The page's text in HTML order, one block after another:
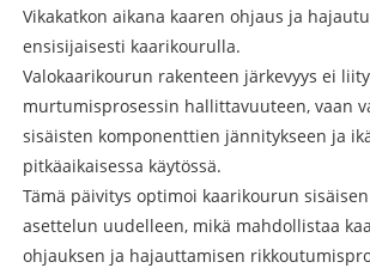
Vikakatkon aikana kaaren ohjaus ja
ensisijaisesti kaarikourulla.
Valokaarikourun rakenteen järkevyys ei
murtumisprosessin hallittavuuteen, vaan
sisäisten komponenttien jännitykseen ja
pitkäaikaisessa käytössä.
Tämä päivitys optimoi kaarikourun
asettelun uudelleen, mikä mahdollistaa
ohjauksen ja hajauttamisen